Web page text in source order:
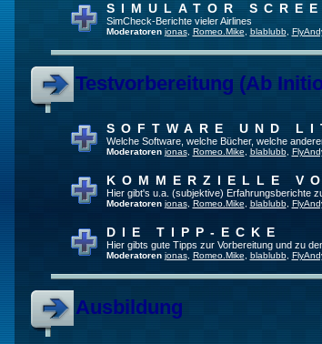
SIMULATOR
SimCheck-Berichte vieler Airlines
Moderatoren jonas, Romeo.Mike blablubb,
Testvorbereitung (Ab
SOFTWARE UND
Welche Software, welche Bücher, welche
Moderatoren jonas, Romeo.Mike blablubb,
KOMMERZIELLE
Hier gibt's u.a. (subjektive) Erfahrungsberichte
Moderatoren jonas, Romeo.Mike blablubb,
DIE TIPP-ECKE
Hier gibts gute Tipps zur Vorbereitung und zu
Moderatoren jonas, Romeo.Mike blablubb,
Ausbildung